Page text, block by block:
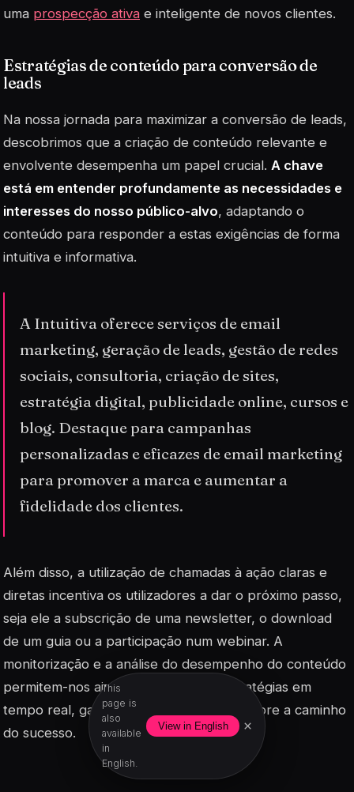
This
page is
also
available
in
English.
View in English ×
uma prospecção ativa e inteligente de novos clientes.
Estratégias de conteúdo para conversão de
leads
Na nossa jornada para maximizar a conversão de leads,
descobrimos que a criação de conteúdo relevante e
envolvente desempenha um papel crucial. A chave
está em entender profundamente as necessidades e
interesses do nosso público-alvo, adaptando o
conteúdo para responder a estas exigências de forma
intuitiva e informativa.
A Intuitiva oferece serviços de email
marketing, geração de leads, gestão de redes
sociais, consultoria, criação de sites,
estratégia digital, publicidade online, cursos e
blog. Destaque para campanhas
personalizadas e eficazes de email marketing
para promover a marca e aumentar a
fidelidade dos clientes.
Além disso, a utilização de chamadas à ação claras e
diretas incentiva os utilizadores a dar o próximo passo,
seja ele a subscrição de uma newsletter, o download
de um guia ou a participação num webinar. A
monitorização e a análise do desempenho do conteúdo
permitem-nos ajustar e otimizar as estratégias em
tempo real, garantindo que estamos sempre a caminho
do sucesso.